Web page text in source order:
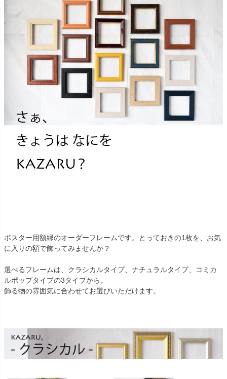
ポスター用額縁のオーダーフレームです。とっておきの1枚を、お気
に入りの額で飾ってみませんか？
選べるフレームは、クラシカルタイプ、ナチュラルタイプ、コミカ
ルポップタイプの3タイプから。
飾る物の雰囲気に合わせてお選びいただけます。